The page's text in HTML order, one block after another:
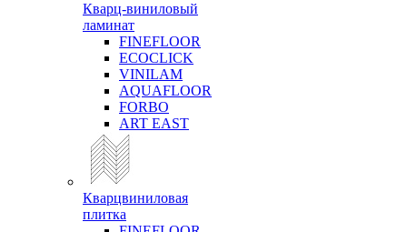
Кварц-виниловый
ламинат
FINEFLOOR
ECOCLICK
VINILAM
AQUAFLOOR
FORBO
ART EAST
Кварцвиниловая
плитка